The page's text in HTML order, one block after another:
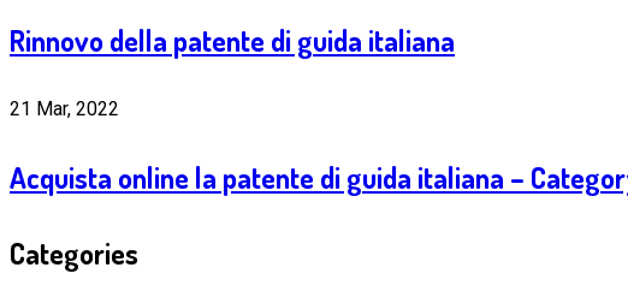
Rinnovo della patente di guida italiana
21 Mar, 2022
Acquista online la patente di guida italiana –
Categories